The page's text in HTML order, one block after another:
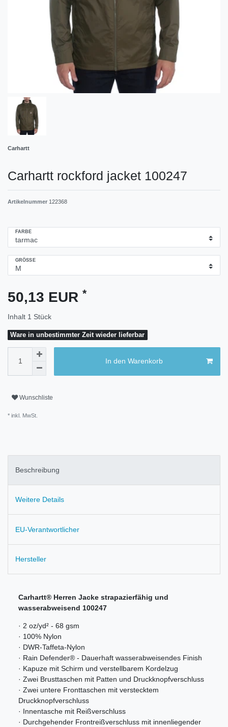
Carhartt
Carhartt rockford jacket 100247
Artikelnummer 122368
FARBE
GRÖSSE
50,13 EUR *
Inhalt 1 Stück
Ware in unbestimmter Zeit wieder lieferbar
In den Warenkorb
Wunschliste
* inkl. MwSt.
Beschreibung
Weitere Details
EU-Verantwortlicher
Hersteller
Carhartt® Herren Jacke strapazierfähig und
wasserabweisend 100247
· 2 oz/yd² - 68 gsm
· 100% Nylon
· DWR-Taffeta-Nylon
· Rain Defender® - Dauerhaft wasserabweisendes Finish
· Kapuze mit Schirm und verstellbarem Kordelzug
· Zwei Brusttaschen mit Patten und Druckknopfverschluss
· Zwei untere Fronttaschen mit verstecktem
Druckknopfverschluss
· Innentasche mit Reißverschluss
· Durchgehender Frontreißverschluss mit innenliegender